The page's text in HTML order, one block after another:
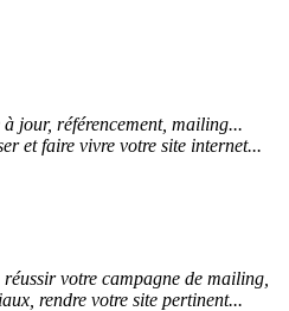
jour, référencement, mailing...
et faire vivre votre site internet...
votre campagne de mailing,
rendre votre site pertinent...